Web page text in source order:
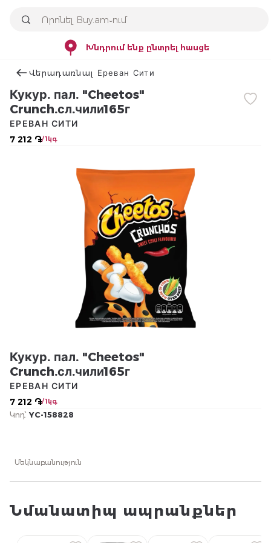
Խնդրում ենք ընտրել հասցե
Վերադառնալ Ереван Сити
Кукур. пал. "Cheetos"
Crunch.сл.чили165г
7 212 ֏/ 1կգ
ЕРЕВАН СИТИ
Кукур. пал. "Cheetos"
Crunch.сл.чили165г
7 212 ֏/ 1կգ
ЕРЕВАН СИТИ
Կոդ՝ YC-158828
Մեկնաբանություն
Նմանատիպ ապրանքներ